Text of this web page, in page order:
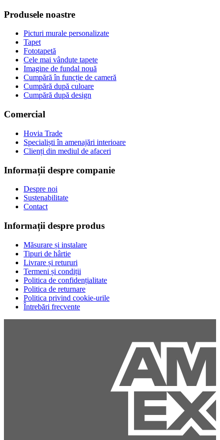
Produsele noastre
Picturi murale personalizate
Tapet
Fototapetă
Cele mai vândute tapete
Imagine de fundal nouă
Cumpără în funcție de cameră
Cumpără după culoare
Cumpără după design
Comercial
Hovia Trade
Specialiști în amenajări interioare
Clienți din mediul de afaceri
Informații despre companie
Despre noi
Sustenabilitate
Contact
Informații despre produs
Măsurare și instalare
Tipuri de hârtie
Livrare și retururi
Termeni și condiții
Politica de confidențialitate
Politica de returnare
Politica privind cookie-urile
Întrebări frecvente